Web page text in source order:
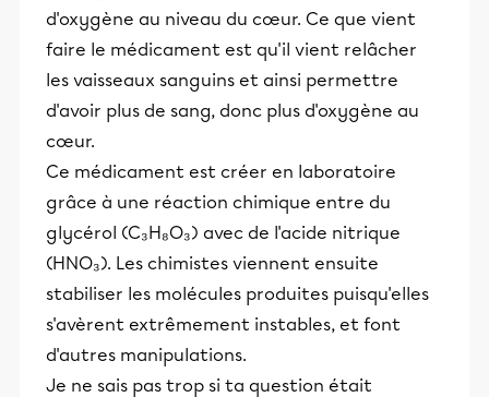
d'oxygène au niveau du cœur. Ce que vient
faire le médicament est qu'il vient relâcher
les vaisseaux sanguins et ainsi permettre
d'avoir plus de sang, donc plus d'oxygène au
cœur.
Ce médicament est créer en laboratoire
grâce à une réaction chimique entre du
glycérol (C₃H₈O₃) avec de l'acide nitrique
(HNO₃). Les chimistes viennent ensuite
stabiliser les molécules produites puisqu'elles
s'avèrent extrêmement instables, et font
d'autres manipulations.
Je ne sais pas trop si ta question était